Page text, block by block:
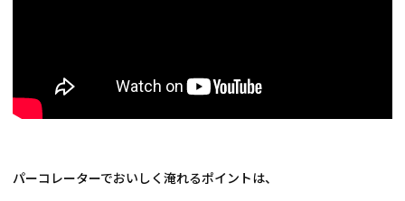
パーコレーターでおいしく淹れるポイントは、